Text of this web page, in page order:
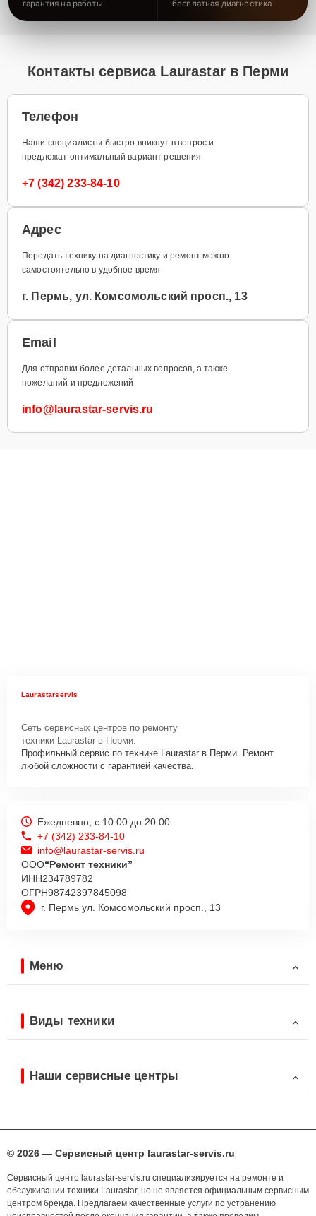
гарантия на работы бесплатная диагностика
Контакты сервиса Laurastar в Перми
Телефон
Наши специалисты быстро вникнут в вопрос и
предложат оптимальный вариант решения
+7 (342) 233-84-10
Адрес
Передать технику на диагностику и ремонт можно
самостоятельно в удобное время
г. Пермь, ул. Комсомольский просп., 13
Email
Для отправки более детальных вопросов, а также
пожеланий и предложений
info@laurastar-servis.ru
Laurastarservis
Сеть сервисных центров по ремонту
техники Laurastar в Перми.
Профильный сервис по технике Laurastar в Перми. Ремонт
любой сложности с гарантией качества.
г. Пермь ул. Комсомольский просп., 13
Ежедневно, с 10:00 до 20:00
+7 (342) 233-84-10
info@laurastar-servis.ru
ООО“Ремонт техники”
ИНН234789782
ОГРН98742397845098
Меню
Виды техники
Наши сервисные центры
© 2026 — Сервисный центр laurastar-servis.ru
Сервисный центр laurastar-servis.ru специализируется на ремонте и
обслуживании техники Laurastar, но не является официальным сервисным
центром бренда. Предлагаем качественные услуги по устранению